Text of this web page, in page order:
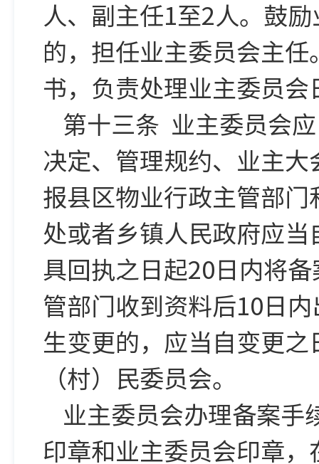
人、副主任1至2人。鼓
的，担任业主委员会主
书，负责处理业主委员
第十三条 业主委员会
决定、管理规约、业主
报县区物业行政主管部
处或者乡镇人民政府应
具回执之日起20日内将
管部门收到资料后10日
生变更的，应当自变更
（村）民委员会。
业主委员会办理备案手
印章和业主委员会印章